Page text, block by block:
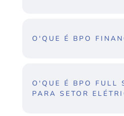
O'QUE É BPO
O'QUE É BPO FULL
PARA SETOR